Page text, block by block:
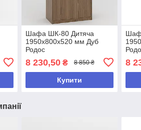
Шафа ШК-80 Дитяча
1950х800х520 мм Дуб
Родос
8 230,50₴ 8 850 ₴
Купити
8